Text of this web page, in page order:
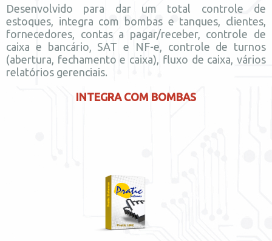
Desenvolvido para dar um total controle de
estoques, integra com bombas e tanques, clientes,
fornecedores, contas a pagar/receber, controle de
caixa e bancário, SAT e NF-e, controle de turnos
(abertura, fechamento e caixa), fluxo de caixa, vários
relatórios gerenciais.
INTEGRA COM BOMBAS